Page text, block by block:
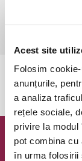
Acest site
Folosim
anunțurile,
a analiza
rețele sociale,
privire la
pot combina cu
în urma folosirii
prezenta cu cel